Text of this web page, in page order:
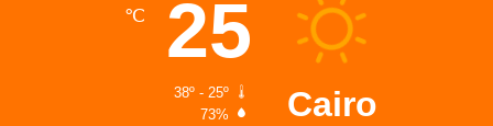
Cairo
25
℃
38º - 25º
73%